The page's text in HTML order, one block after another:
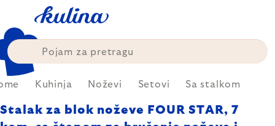
content
Kuhinja Noževi Setovi Sa stalkom
Stalak za blok noževe FOUR STAR, 7